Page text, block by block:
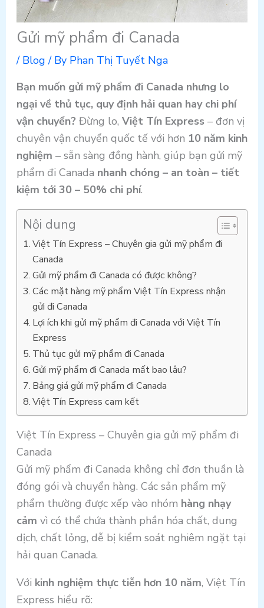
Gửi mỹ phẩm đi Canada
/ Blog / By Phan Thị Tuyết Nga
Bạn muốn gửi mỹ phẩm đi Canada nhưng lo
ngại về thủ tục, quy định hải quan hay chi phí
vận chuyển?Đừng lo, Việt Tín Express– đơn vị
chuyên vận chuyển quốc tế với hơn 10 năm kinh
nghiệm – sẵn sàng đồng hành, giúp bạn gửi mỹ
phẩm đi Canada nhanh chóng – an toàn – tiết
kiệm tới 30 – 50% chi phí.
Nội dung
Việt Tín Express – Chuyên gia gửi mỹ phẩm đi
Canada
Gửi mỹ phẩm đi Canada có được không?
Các mặt hàng mỹ phẩm Việt Tín Express nhận
gửi đi Canada
Lợi ích khi gửi mỹ phẩm đi Canada với Việt Tín
Express
Thủ tục gửi mỹ phẩm đi Canada
Gửi mỹ phẩm đi Canada mất bao lâu?
Bảng giá gửi mỹ phẩm đi Canada
Việt Tín Express cam kết
Việt Tín Express – Chuyên gia gửi mỹ phẩm đi
Canada
Gửi mỹ phẩm đi Canada không chỉ đơn thuần là
đóng gói và chuyển hàng. Các sản phẩm mỹ
phẩm thường được xếp vào nhóm hàng nhạy
cảm vì có thể chứa thành phần hóa chất, dung
dịch, chất lỏng, dễ bị kiểm soát nghiêm ngặt tại
hải quan Canada.
Với kinh nghiệm thực tiễn hơn 10 năm, Việt Tín
Express hiểu rõ: